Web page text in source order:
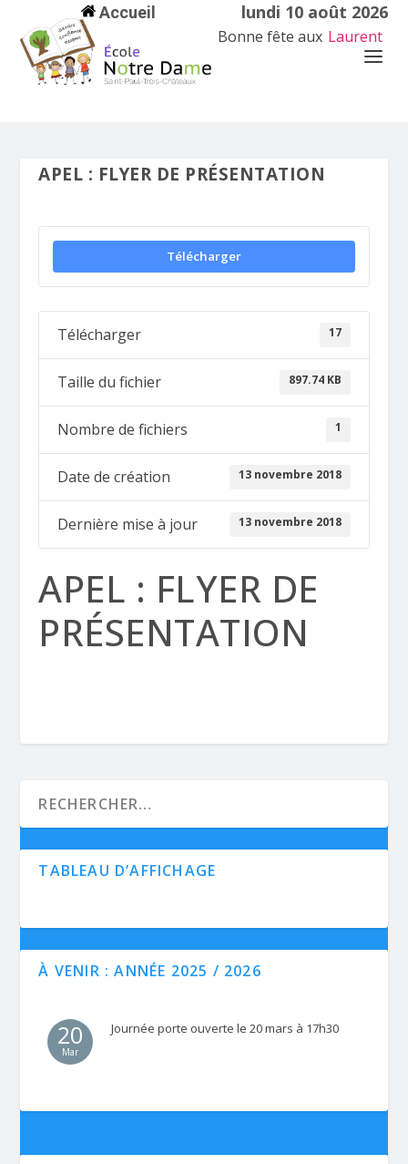
Accueil lundi 10 août 2026
Bonne fête aux Laurent
APEL : FLYER DE PRÉSENTATION
Télécharger
Télécharger 17
Taille du fichier 897.74 KB
Nombre de fichiers 1
Date de création 13 novembre 2018
Dernière mise à jour 13 novembre 2018
APEL : FLYER DE
PRÉSENTATION
TABLEAU D’AFFICHAGE
À VENIR : ANNÉE 2025 / 2026
20
Mar
Journée porte ouverte le 20 mars à 17h30